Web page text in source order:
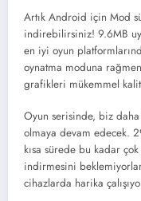
Artık Android için Mod
indirebilirsiniz! 9.6MB
en iyi oyun
oynatma moduna
grafikleri mükemmel
Oyun serisinde, biz
olmaya devam edecek.
kısa sürede bu kadar
indirmesini
cihazlarda harika